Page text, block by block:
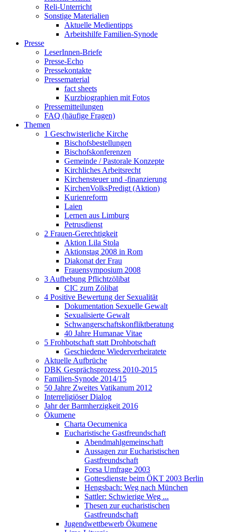
Reli-Unterricht
Sonstige Materialien
Aktuelle Medientipps
Arbeitshilfe Familien-Synode
Presse
LeserInnen-Briefe
Presse-Echo
Pressekontakte
Pressematerial
fact sheets
Kurzbiographien mit Fotos
Pressemitteilungen
FAQ (häufige Fragen)
Themen
1 Geschwisterliche Kirche
Bischofsbestellungen
Bischofskonferenzen
Gemeinde / Pastorale Konzepte
Kirchliches Arbeitsrecht
Kirchensteuer und -finanzierung
KirchenVolksPredigt (Aktion)
Kurienreform
Laien
Lernen aus Limburg
Petrusdienst
2 Frauen-Gerechtigkeit
Aktion Lila Stola
Aktionstag 2008 in Rom
Diakonat der Frau
Frauensymposium 2008
3 Aufhebung Pflichtzölibat
CIC zum Zölibat
4 Positive Bewertung der Sexualität
Dokumentation Sexuelle Gewalt
Sexualisierte Gewalt
Schwangerschaftskonfliktberatung
40 Jahre Humanae Vitae
5 Frohbotschaft statt Drohbotschaft
Geschiedene Wiederverheiratete
Aktuelle Aufbrüche
DBK Gesprächsprozess 2010-2015
Familien-Synode 2014/15
50 Jahre Zweites Vatikanum 2012
Interreligiöser Dialog
Jahr der Barmherzigkeit 2016
Ökumene
Charta Oecumenica
Eucharistische Gastfreundschaft
Abendmahlgemeinschaft
Aussagen zur Eucharistischen
Gastfreundschaft
Forsa Umfrage 2003
Gottesdienste beim ÖKT 2003 Berlin
Hengsbach: Weg nach München
Sattler: Schwierige Weg ...
Thesen zur eucharistischen
Gastfreundschaft
Jugendwettbewerb Ökumene